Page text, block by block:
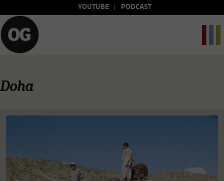
YOUTUBE PODCAST
Doha